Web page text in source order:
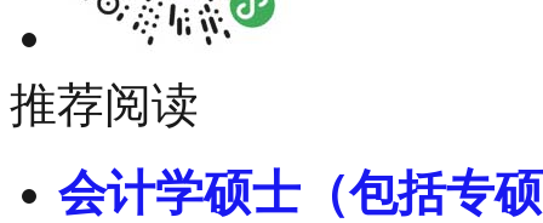
推荐阅读
会计学硕士（包括专